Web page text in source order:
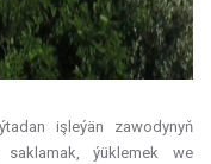
işleýän zawodynyň
saklamak, ýüklemek we